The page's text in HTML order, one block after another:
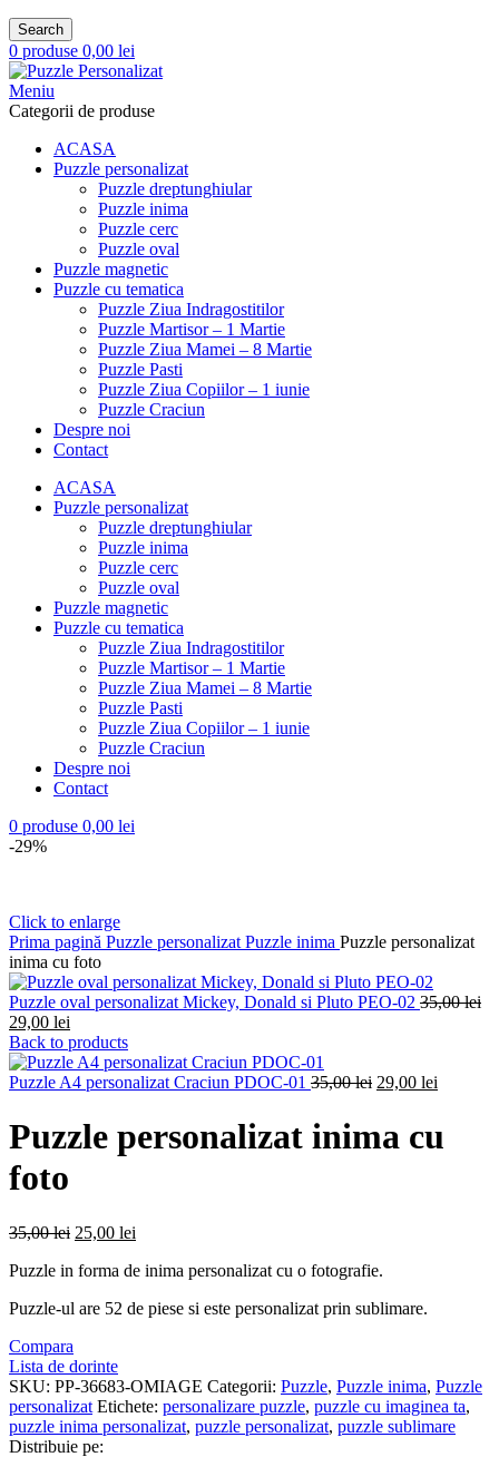
Search
0 produse 0,00 lei
Meniu
Categorii de produse
ACASA
Puzzle personalizat
Puzzle dreptunghiular
Puzzle inima
Puzzle cerc
Puzzle oval
Puzzle magnetic
Puzzle cu tematica
Puzzle Ziua Indragostitilor
Puzzle Martisor – 1 Martie
Puzzle Ziua Mamei – 8 Martie
Puzzle Pasti
Puzzle Ziua Copiilor – 1 iunie
Puzzle Craciun
Despre noi
Contact
ACASA
Puzzle personalizat
Puzzle dreptunghiular
Puzzle inima
Puzzle cerc
Puzzle oval
Puzzle magnetic
Puzzle cu tematica
Puzzle Ziua Indragostitilor
Puzzle Martisor – 1 Martie
Puzzle Ziua Mamei – 8 Martie
Puzzle Pasti
Puzzle Ziua Copiilor – 1 iunie
Puzzle Craciun
Despre noi
Contact
0 produse 0,00 lei
-29%
Click to enlarge
Prima pagină Puzzle personalizat Puzzle inima Puzzle personalizat
inima cu foto
Puzzle oval personalizat Mickey, Donald si Pluto PEO-02 35,00lei
29,00 lei
curent
este:
29,00 lei.
Back to products
Puzzle A4 personalizat Craciun PDOC-01 35,00lei Prețul
fost:
29,00 lei
Puzzle personalizat inima cu
foto
35,00lei Prețul
a
35,00 lei.
25,00 lei
este:
Puzzle in forma de inima personalizat cu o fotografie.
Puzzle-ul are 52 de piese si este personalizat prin sublimare.
Compara
Lista de dorinte
SKU: PP-36683-OMIAGE Categorii: Puzzle, Puzzle inima, Puzzle
personalizat Etichete: personalizare puzzle, puzzle cu imaginea ta,
puzzle inima personalizat, puzzle personalizat, puzzle sublimare
Distribuie pe: